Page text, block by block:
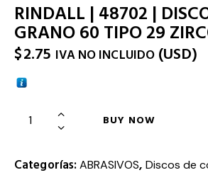
RINDALL | 48702 |
GRANO 60 TIPO 29
$2.75 IVA NO INCLUIDO (USD)
BUY NOW
Categorías:ABRASIVOS,Discos de